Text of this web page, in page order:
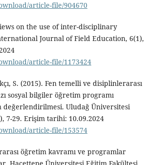
article-file/904670
on the use of inter-disciplinary
Journal of Field Education, 6(1),
article-file/1173424
S. (2015). Fen temelli ve disiplinlerarası
sosyal bilgiler öğretim programı
değerlendirilmesi. Uludağ Üniversitesi
7-29. Erişim tarihi: 10.09.2024
article-file/153574
öğretim kavramı ve programlar